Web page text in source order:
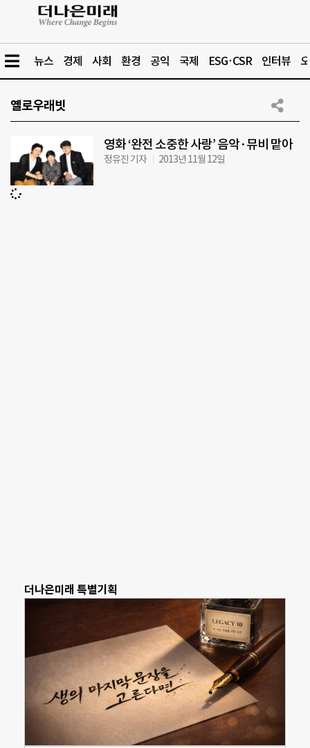
뉴스 경제 사회 환경 공익 국제 ESG·CSR 인터뷰
옐로우래빗
영화 ‘완전 소중한 사랑’ 음악·뮤비 맡아
정유진 기자 2013년 11월 12일
더나은미래 특별기획